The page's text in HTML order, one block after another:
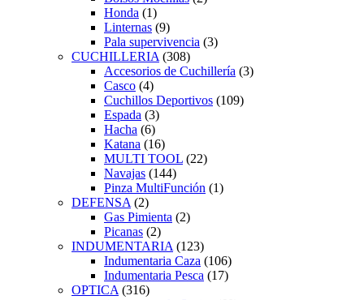
Honda (1)
Linternas (9)
Pala supervivencia (3)
CUCHILLERIA (308)
Accesorios de Cuchillería (3)
Casco (4)
Cuchillos Deportivos (109)
Espada (3)
Hacha (6)
Katana (16)
MULTI TOOL (22)
Navajas (144)
Pinza MultiFunción (1)
DEFENSA (2)
Gas Pimienta (2)
Picanas (2)
INDUMENTARIA (123)
Indumentaria Caza (106)
Indumentaria Pesca (17)
OPTICA (316)